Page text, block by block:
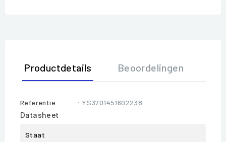
Productdetails Beoordelingen
Referentie
: YS3701451602238
Datasheet
Staat